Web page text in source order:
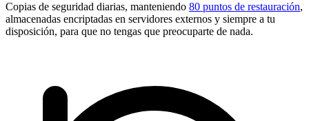
Copias de seguridad diarias, manteniendo 80 puntos de restauración,
almacenadas encriptadas en servidores externos y siempre a tu
disposición, para que no tengas que preocuparte de nada.